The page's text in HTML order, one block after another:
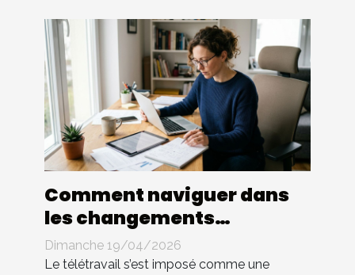
Comment naviguer dans
les changements
législatifs du télétravail ?
Dimanche 19/04/2026
Le télétravail s’est imposé comme une